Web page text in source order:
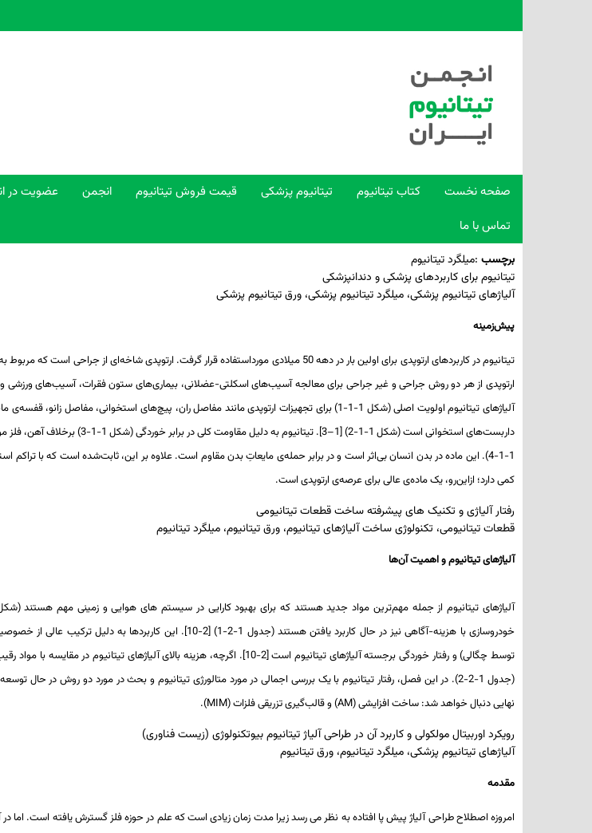
صفحه نخست کتاب تیتانیوم تیتانیوم پزشکی قیمت فروش تیتانیوم انجمن عضویت در
تماس با ما
برچسب :میلگرد تیتانیوم
تیتانیوم برای کاربردهای پزشکی و دندانپزشکی
آلیاژهای تیتانیوم پزشکی، میلگرد تیتانیوم پزشکی، ورق تیتانیوم پزشکی
پیش‌زمینه
تیتانیوم در کاربردهای ارتوپدی برای اولین بار در دهه 50 میلادی مورداستفاده قرار گرفت. ارتوپدی
ارتوپدی از هر دو روش جراحی و غیر جراحی برای معالجه آسیب‌های اسکلتی-عضلانی، بیماری‌های ستون فقرات، آسیب‌های ورزشی و
آلیاژهای تیتانیوم اولویت اصلی (شکل 1-1-1) برای تجهیزات ارتوپدی مانند مفاصل ران، پیچ‌های استخوانی،
داربست‌های استخوانی است (شکل 1-1-2) [1–3].
1-1-4). این ماده در بدن انسان بی‌اثر است و در برابر حمله‌ی مایعاتِ بدن مقاوم است. علاوه بر این، ثابت‌شده است که با
کمی دارد؛ ازاین‌رو، یک ماده‌ی عالی برای عرصه‌ی ارتوپدی است.
رفتار آلیاژی و تکنیک های پیشرفته ساخت قطعات تیتانیومی
قطعات تیتانیومی، تکنولوژی ساخت آلیاژهای تیتانیوم، ورق تیتانیوم، میلگرد تیتانیوم
آلیاژهای تیتانیوم و اهمیت آن‌ها
خودروسازی با هزینه-آگاهی نیز در حال کاربرد یافتن هستند (جدول 1-2-1) [2-10].
توسط چگالی) و رفتار خوردگی برجسته آلیاژهای تیتانیوم است [2-10]. اگرچه، هزینه بالای آلیاژهای
(جدول 1-2-2). در این فصل، رفتار تیتانیوم با یک بررسی اجمالی در مورد متالورژی تیتانیوم و بحث در مورد دو روش در
نهایی دنبال خواهد شد: ساخت افزایشی (AM) و قالب‌گیری تزریقی فلزات (MIM
).
رویکرد اوربیتال مولکولی و کاربرد آن در طراحی آلیاژ تیتانیوم بیوتکنولوژی (زیست فناوری)
آلیاژهای تیتانیوم پزشکی، میلگرد تیتانیوم، ورق تیتانیوم
مقدمه